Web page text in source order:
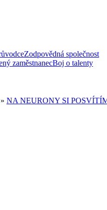
Zodpovědná společnost
zaměstnanecBoj o talenty
» NA NEURONY SI